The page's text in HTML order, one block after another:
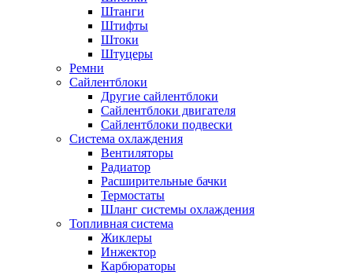
Штанги
Штифты
Штоки
Штуцеры
Ремни
Сайлентблоки
Другие сайлентблоки
Сайлентблоки двигателя
Сайлентблоки подвески
Система охлаждения
Вентиляторы
Радиатор
Расширительные бачки
Термостаты
Шланг системы охлаждения
Топливная система
Жиклеры
Инжектор
Карбюраторы